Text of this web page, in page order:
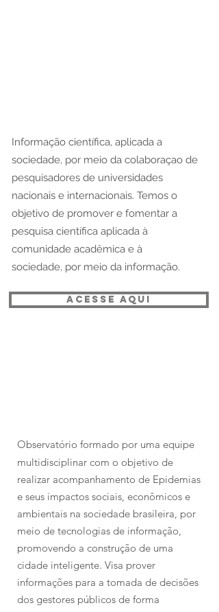
Informação científica, aplicada a
sociedade, por meio da colaboraçao de
pesquisadores de universidades
nacionais e internacionais. Temos o
objetivo de promover e fomentar a
pesquisa científica aplicada à
comunidade acadêmica e à
sociedade, por meio da informação.
Observatório formado por uma equipe
multidisciplinar com o objetivo de
realizar acompanhamento de Epidemias
e seus impactos sociais, econômicos e
ambientais na sociedade brasileira, por
meio de tecnologias de informação,
promovendo a construção de uma
cidade inteligente. Visa prover
informações para a tomada de decisões
dos gestores públicos de forma
ACESSE AQUI